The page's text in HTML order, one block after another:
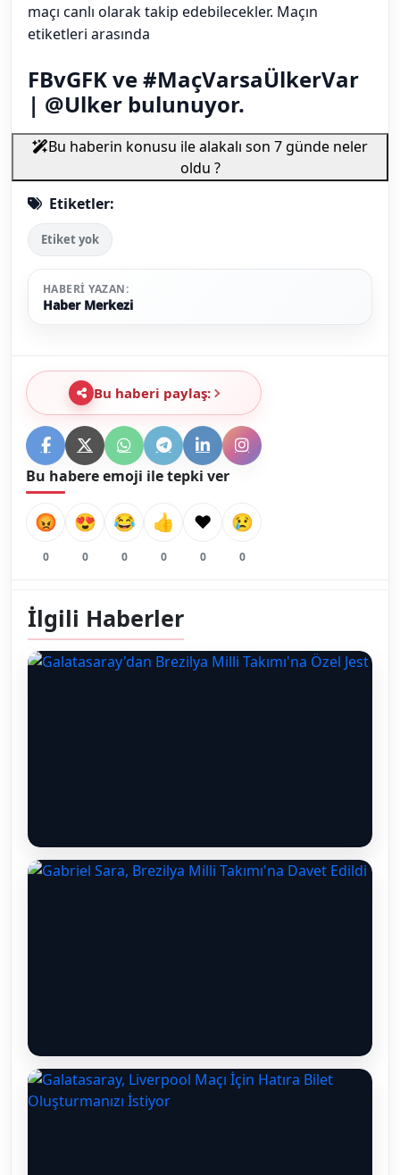
maçı canlı olarak takip edebilecekler. Maçın
etiketleri arasında
FBvGFK ve #MaçVarsaÜlkerVar
| @Ulker bulunuyor.
Bu haberin konusu ile alakalı son 7 günde neler
oldu ?
Etiketler:
Etiket yok
HABERI YAZAN:
Haber Merkezi
Bu haberi paylaş:
Bu habere emoji ile tepki ver
😡 😍 😂 👍 ❤️ 😢
0 0 0 0 0 0
İlgili Haberler